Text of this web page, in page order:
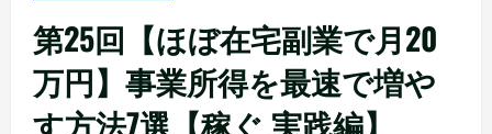
第25回【ほぼ在宅副業で月20
万円】事業所得を最速で増や
す方法7選【稼ぐ 実践編】